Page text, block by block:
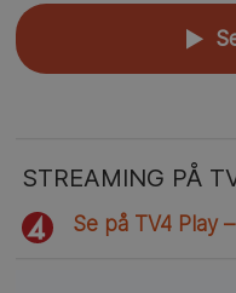
▲
STREAMING PÅ
Se på TV4 Play